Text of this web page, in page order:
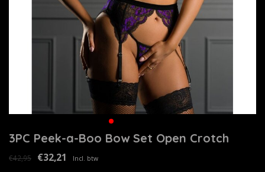
3PC Peek-a-Boo Bow Set Open Crotch
€42,95 €32,21 Incl. btw